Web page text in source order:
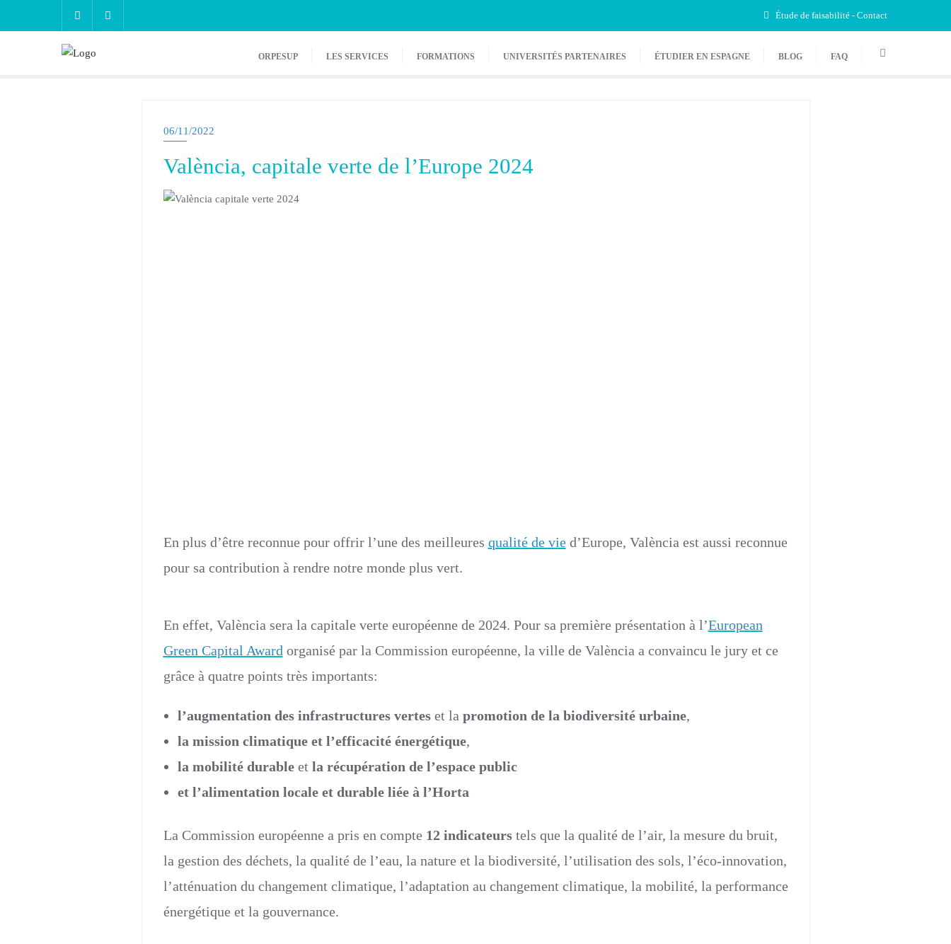
Étude de faisabilité - Contact
ORPESUP LES SERVICES FORMATIONS UNIVERSITÉS PARTENAIRES ÉTUDIER EN ESPAGNE BLOG FAQ
06/11/2022
València, capitale verte de l’Europe 2024
En plus d’être reconnue pour offrir l’une des meilleures qualité de vied’Europe, València est aussi reconnue
pour sa contribution à rendre notre monde plus vert.
En effet, València sera la capitale verte européenne de 2024. Pour sa première présentation à l’European
Green Capital Award organisé par la Commission européenne, la ville de València a convaincu le jury et ce
grâce à quatre points très importants:
l’augmentation des infrastructures verteset la promotion de la biodiversité urbaine,
la mission climatique et l’efficacité énergétique,
la mobilité durableet la récupération de l’espace public
et l’alimentation locale et durable liée à l’Horta
La Commission européenne a pris en compte 12 indicateurstels que la qualité de l’air, la mesure du bruit,
la gestion des déchets, la qualité de l’eau, la nature et la biodiversité, l’utilisation des sols, l’éco-innovation,
l’atténuation du changement climatique, l’adaptation au changement climatique, la mobilité, la performance
énergétique et la gouvernance.